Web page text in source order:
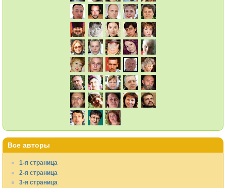
Все авторы
1-я страница
2-я страница
3-я страница